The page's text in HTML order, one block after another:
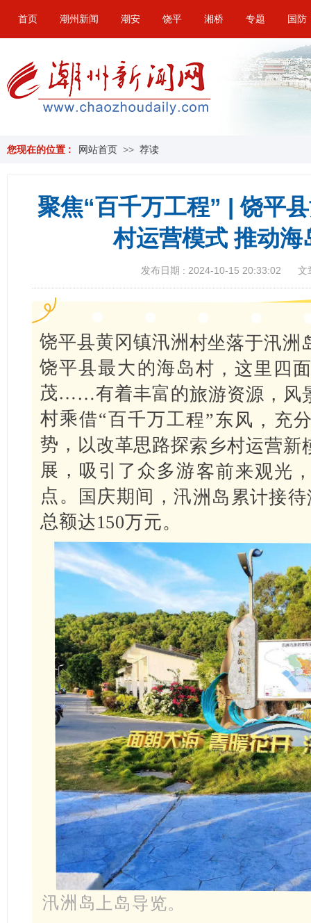
首页 潮州新闻 潮安 饶平 湘桥 专题 国防
您现在的位置 : 网站首页 >> 荐读
聚焦“百千万工程” | 饶平
村运营模式 推动
发布日期 : 2024-10-15 20:33:02 文
饶平县黄冈镇汛洲村坐落于汛
饶平县最大的海岛村，这里四
茂……有着丰富的旅游资源，风
村乘借“百千万工程”东风，充
势，以改革思路探索乡村运营
展，吸引了众多游客前来观光
点。国庆期间，汛洲岛累计接
总额达150万元。
汛洲岛上岛导览。